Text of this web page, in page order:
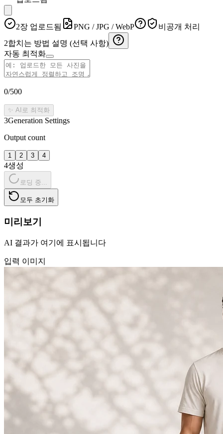
2장 업로드됨 PNG / JPG / WebP
비공개 처리
2합치는 방법 설명 (선택 사항)
자동 최적화
0/500
✨ AI로 최적화
3Generation Settings
Output count
1 2 3 4
4생성
로딩 중...
모두 초기화
미리보기
AI 결과가 여기에 표시됩니다
입력 이미지